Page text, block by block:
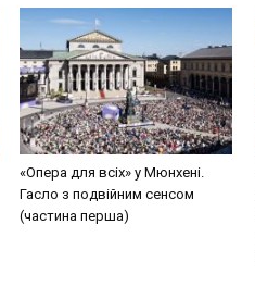
«Опера для всіх» у Мюнхені.
Гасло з подвійним сенсом
(частина перша)